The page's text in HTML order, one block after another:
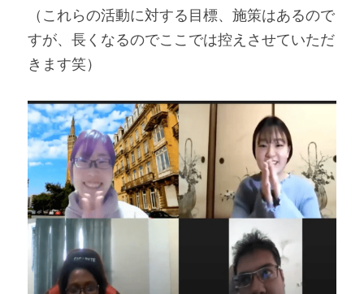
（これらの活動に対する目標、施策はあるので
すが、長くなるのでここでは控えさせていただ
きます笑）